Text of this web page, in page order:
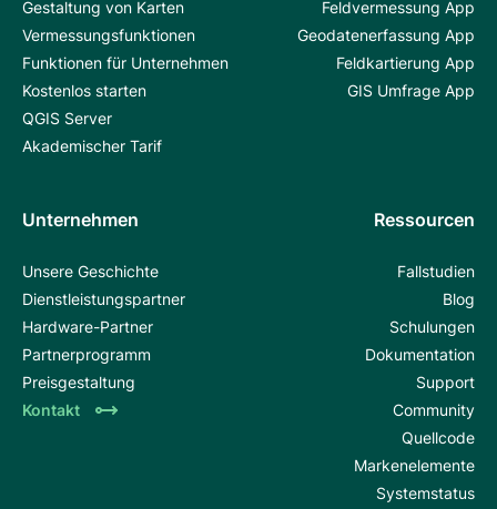
Gestaltung von Karten
Vermessungsfunktionen
Funktionen für Unternehmen
Kostenlos starten
QGIS Server
Akademischer Tarif
Feldvermessung App
Geodatenerfassung App
Feldkartierung App
GIS Umfrage App
Unternehmen
Unsere Geschichte
Dienstleistungspartner
Hardware-Partner
Partnerprogramm
Preisgestaltung
Kontakt
Ressourcen
Fallstudien
Blog
Schulungen
Dokumentation
Support
Community
Quellcode
Markenelemente
Systemstatus